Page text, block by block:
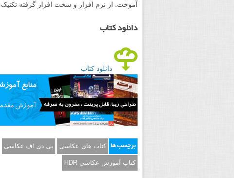
آموخت. از نرم افزار و سخت افزار گرفته
دانلود کتاب
دانلود کتاب
برچسب ها کتاب های عکاسی پی دی اف عکاسی
کتاب آموزش عکاسی HDR